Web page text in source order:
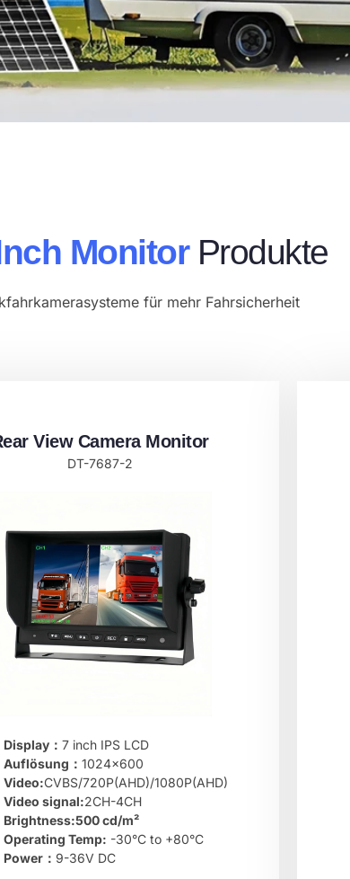
MonitorProdukte
für mehr Fahrsicherheit
View Camera Monitor​
DT-7687-2
Display： 7 inch IPS LCD
Auflösung： 1024×600
Video:CVBS/720P(AHD)/1080P(AHD)
Video signal:2CH-4CH
Brightness:500 cd/m²
Operating Temp: -30°C to +80°C
Power： 9-36V DC